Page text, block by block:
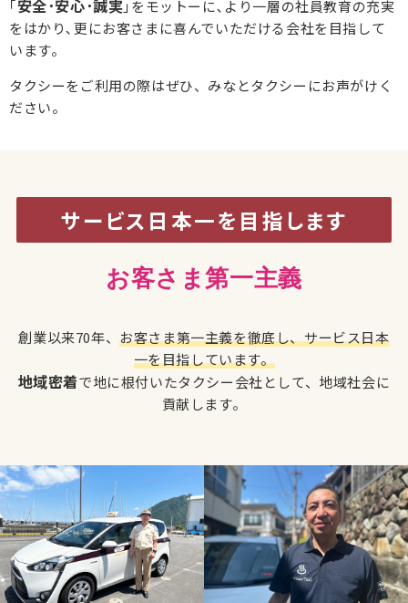
｢安全･安心･誠実｣をモットーに､より一層の社員教育の充実
をはかり､更にお客さまに喜んでいただける会社を目指して
います。
タクシーをご利用の際はぜひ、みなとタクシーにお声がけく
ださい。
サービス日本一を目指します
お客さま第一主義
創業以来70年、お客さま第一主義を徹底し、サービス日本
一を目指しています。
地域密着で地に根付いたタクシー会社として、地域社会に
貢献します。